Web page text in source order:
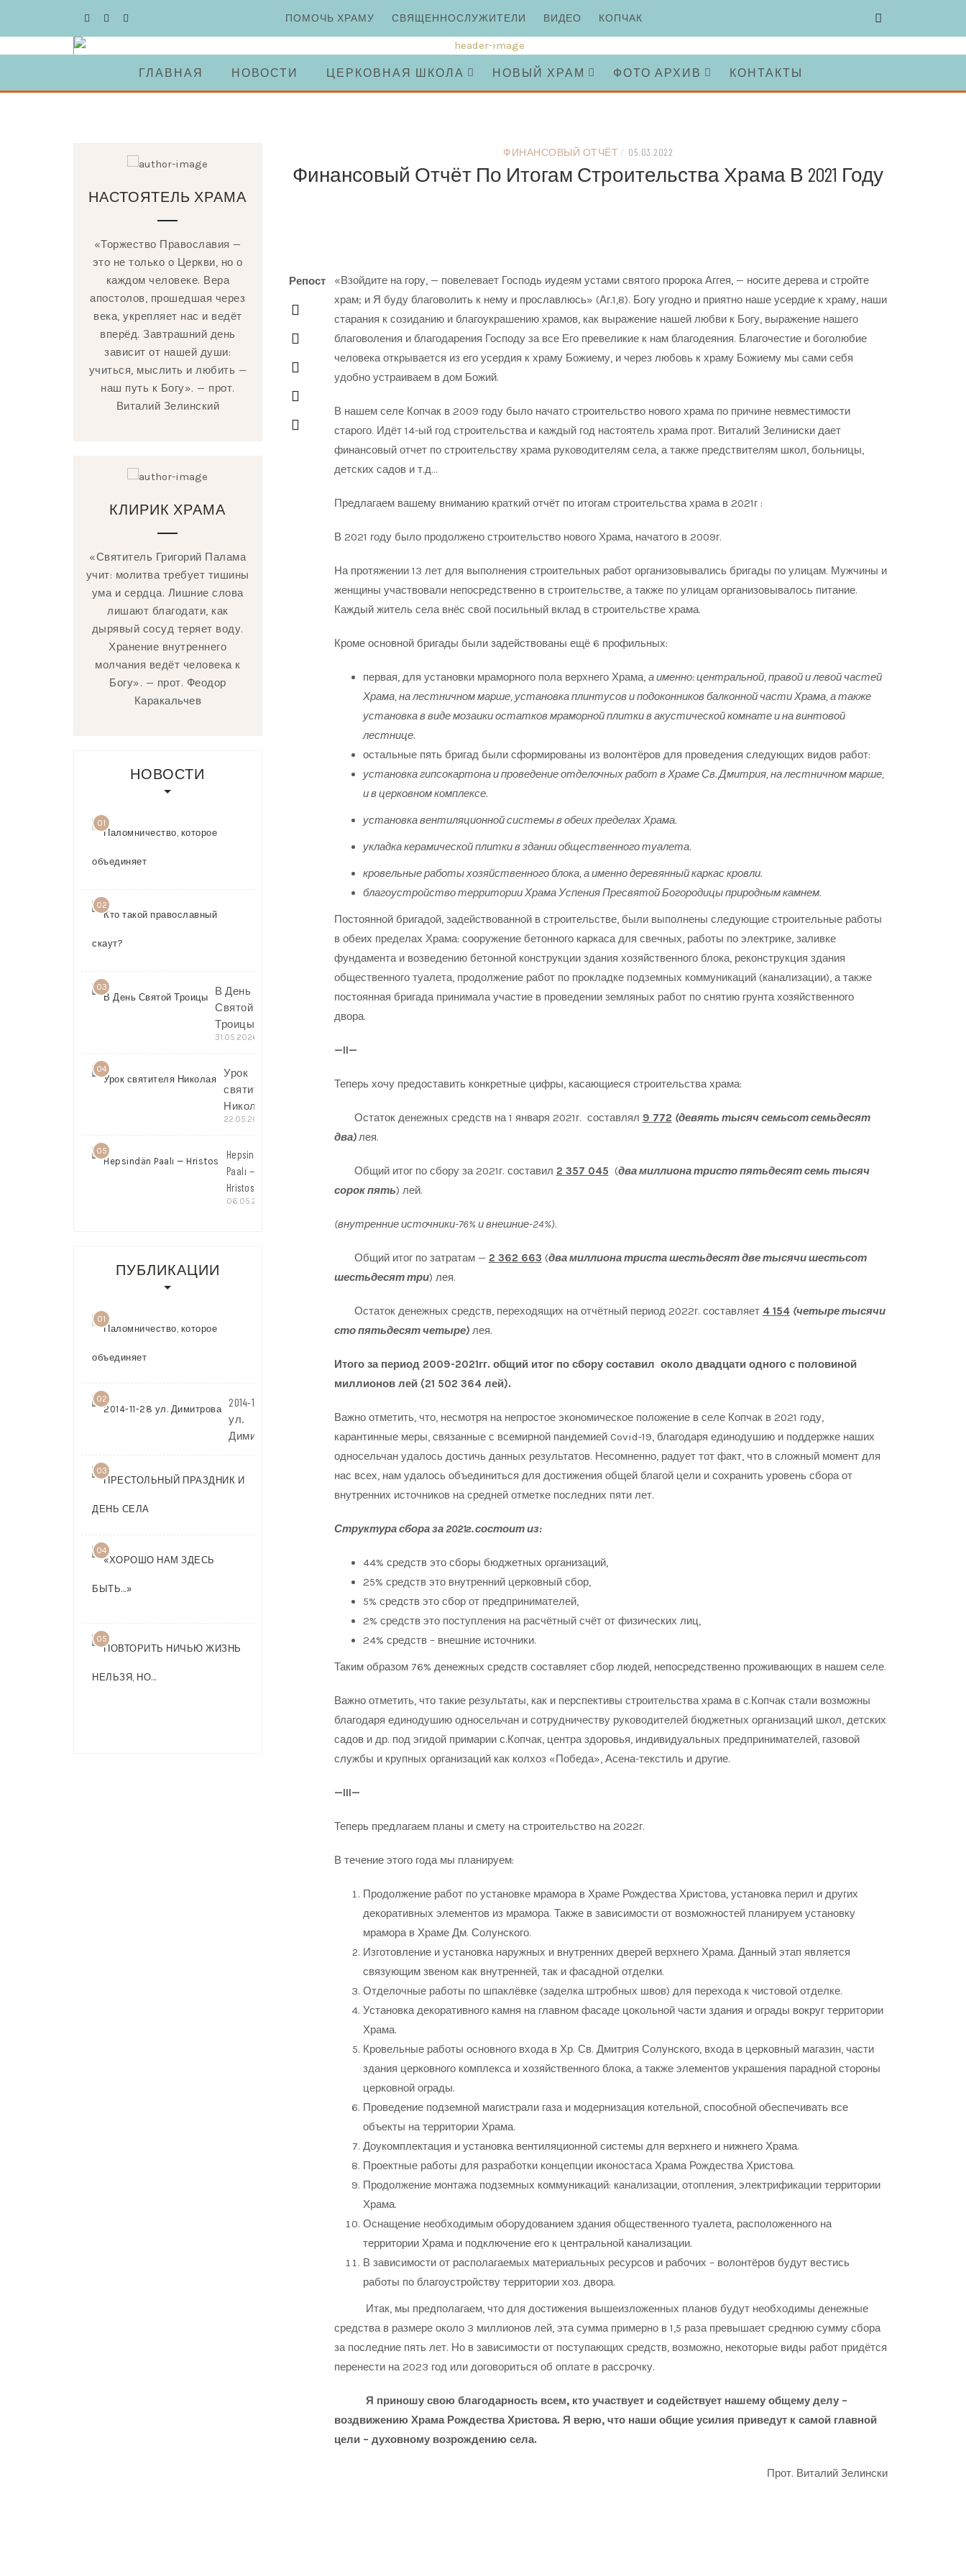
ПОМОЧЬ ХРАМУ СВЯЩЕННОСЛУЖИТЕЛИ ВИДЕО КОПЧАК
ГЛАВНАЯ НОВОСТИ ЦЕРКОВНАЯ ШКОЛА НОВЫЙ ХРАМ ФОТО АРХИВ КОНТАКТЫ
ФИНАНСОВЫЙ ОТЧЁТ / 05.03.2022
Финансовый Отчёт По Итогам Строительства Храма В 2021 Году
Репост
«Взойдите на гору, — повелевает Господь иудеям устами святого пророка Аггея, — носите дерева и стройте
храм; и Я буду благоволить к нему и прославлюсь» (Аг.1,8). Богу угодно и приятно наше усердие к храму, наши
старания к созиданию и благоукрашению храмов, как выражение нашей любви к Богу, выражение нашего
благоволения и благодарения Господу за все Его превеликие к нам благодеяния. Благочестие и боголюбие
человека открывается из его усердия к храму Божиему, и через любовь к храму Божиему мы сами себя
удобно устраиваем в дом Божий.
В нашем селе Копчак в 2009 году было начато строительство нового храма по причине невместимости
старого. Идёт 14-ый год строительства и каждый год настоятель храма прот. Виталий Зелиниски дает
финансовый отчет по строительству храма руководителям села, а также предствителям школ, больницы,
детских садов и т.д…
Предлагаем вашему вниманию краткий отчёт по итогам строительства храма в 2021г :
В 2021 году было продолжено строительство нового Храма, начатого в 2009г.
На протяжении 13 лет для выполнения строительных работ организовывались бригады по улицам. Мужчины и
женщины участвовали непосредственно в строительстве, а также по улицам организовывалось питание.
Каждый житель села внёс свой посильный вклад в строительстве храма.
Кроме основной бригады были задействованы ещё 6 профильных:
первая, для установки мраморного пола верхнего Храма, а именно: центральной, правой и левой частей
Храма, на лестничном марше, установка плинтусов и подоконников балконной части Храма, а также
установка в виде мозаики остатков мраморной плитки в акустической комнате и на винтовой
лестнице.
остальные пять бригад были сформированы из волонтёров для проведения следующих видов работ:
установка гипсокартона и проведение отделочных работ в Храме Св. Дмитрия, на лестничном марше,
и в церковном комплексе.
установка вентиляционной системы в обеих пределах Храма.
укладка керамической плитки в здании общественного туалета.
кровельные работы хозяйственного блока, а именно деревянный каркас кровли.
благоустройство территории Храма Успения Пресвятой Богородицы природным камнем.
Постоянной бригадой, задействованной в строительстве, были выполнены следующие строительные работы
в обеих пределах Храма: сооружение бетонного каркаса для свечных, работы по электрике, заливке
фундамента и возведению бетонной конструкции здания хозяйственного блока, реконструкция здания
общественного туалета, продолжение работ по прокладке подземных коммуникаций (канализации), а также
постоянная бригада принимала участие в проведении земляных работ по снятию грунта хозяйственного
двора.
—II—
Теперь хочу предоставить конкретные цифры, касающиеся строительства храма:
Остаток денежных средств на 1 января 2021г. составлял 9 772 (девять тысяч семьсот семьдесят
два)лея.
Общий итог по сбору за 2021г. составил 2 357 045 (два миллиона тристо пятьдесят семь тысяч
сорок пять) лей.
(внутренние источники-76% и внешние-24%).
Общий итог по затратам — 2 362 663 (два миллиона триста шестьдесят две тысячи шестьсот
шестьдесят три) лея.
Остаток денежных средств, переходящих на отчётный период 2022г. составляет 4 154 (четыре тысячи
сто пятьдесят четыре)лея.
Итого за период 2009-2021гг. общий итог по сбору составил около двадцати одного с половиной
миллионов лей (21 502 364 лей).
Важно отметить, что, несмотря на непростое экономическое положение в селе Копчак в 2021 году,
карантинные меры, связанные с всемирной пандемией Covid-19, благодаря единодушию и поддержке наших
односельчан удалось достичь данных результатов. Несомненно, радует тот факт, что в сложный момент для
нас всех, нам удалось объединиться для достижения общей благой цели и сохранить уровень сбора от
внутренних источников на средней отметке последних пяти лет.
Структура сбора за 2021г. состоит из:
44% средств это сборы бюджетных организаций,
25% средств это внутренний церковный сбор,
5% средств это сбор от предпринимателей,
2% средств это поступления на расчётный счёт от физических лиц,
24% средств – внешние источники.
Таким образом 76% денежных средств составляет сбор людей, непосредственно проживающих в нашем селе.
Важно отметить, что такие результаты, как и перспективы строительства храма в с.Копчак стали возможны
благодаря единодушию односельчан и сотрудничеству руководителей бюджетных организаций школ, детских
садов и др. под эгидой примарии с.Копчак, центра здоровья, индивидуальных предпринимателей, газовой
службы и крупных организаций как колхоз «Победа», Асена-текстиль и другие.
—III—
Теперь предлагаем планы и смету на строительство на 2022г.
В течение этого года мы планируем:
Продолжение работ по установке мрамора в Храме Рождества Христова, установка перил и других
декоративных элементов из мрамора. Также в зависимости от возможностей планируем установку
мрамора в Храме Дм. Солунского.
Изготовление и установка наружных и внутренних дверей верхнего Храма. Данный этап является
связующим звеном как внутренней, так и фасадной отделки.
Отделочные работы по шпаклёвке (заделка штробных швов) для перехода к чистовой отделке.
Установка декоративного камня на главном фасаде цокольной части здания и ограды вокруг территории
Храма.
Кровельные работы основного входа в Хр. Св. Дмитрия Солунского, входа в церковный магазин, части
здания церковного комплекса и хозяйственного блока, а также элементов украшения парадной стороны
церковной ограды.
Проведение подземной магистрали газа и модернизация котельной, способной обеспечивать все
объекты на территории Храма.
Доукомплектация и установка вентиляционной системы для верхнего и нижнего Храма.
Проектные работы для разработки концепции иконостаса Храма Рождества Христова.
Продолжение монтажа подземных коммуникаций: канализации, отопления, электрификации территории
Храма.
Оснащение необходимым оборудованием здания общественного туалета, расположенного на
территории Храма и подключение его к центральной канализации.
В зависимости от располагаемых материальных ресурсов и рабочих – волонтёров будут вестись
работы по благоустройству территории хоз. двора.
Итак, мы предполагаем, что для достижения вышеизложенных планов будут необходимы денежные
средства в размере около 3 миллионов лей, эта сумма примерно в 1,5 раза превышает среднюю сумму сбора
за последние пять лет. Но в зависимости от поступающих средств, возможно, некоторые виды работ придётся
перенести на 2023 год или договориться об оплате в рассрочку.
Я приношу свою благодарность всем, кто участвует и содействует нашему общему делу –
воздвижению Храма Рождества Христова. Я верю, что наши общие усилия приведут к самой главной
цели – духовному возрождению села.
Прот. Виталий Зелински
НАСТОЯТЕЛЬ ХРАМА
«Торжество Православия —
это не только о Церкви, но о
каждом человеке. Вера
апостолов, прошедшая через
века, укрепляет нас и ведёт
вперёд. Завтрашний день
зависит от нашей души:
учиться, мыслить и любить —
наш путь к Богу». — прот.
Виталий Зелинский
КЛИРИК ХРАМА
«Святитель Григорий Палама
учит: молитва требует тишины
ума и сердца. Лишние слова
лишают благодати, как
дырявый сосуд теряет воду.
Хранение внутреннего
молчания ведёт человека к
Богу». — прот. Феодор
Каракальчев
НОВОСТИ
01
02
03
В День
Святой
Троицы
31.05.2026
04
Урок
святителя
Николая
22.05.2026
05
Hepsindän
Paalı —
Hristos
06.05.2026
ПУБЛИКАЦИИ
01
02
2014-11-28
ул.
Димитрова
03
ПРЕСТОЛЬНЫЙ
04
05